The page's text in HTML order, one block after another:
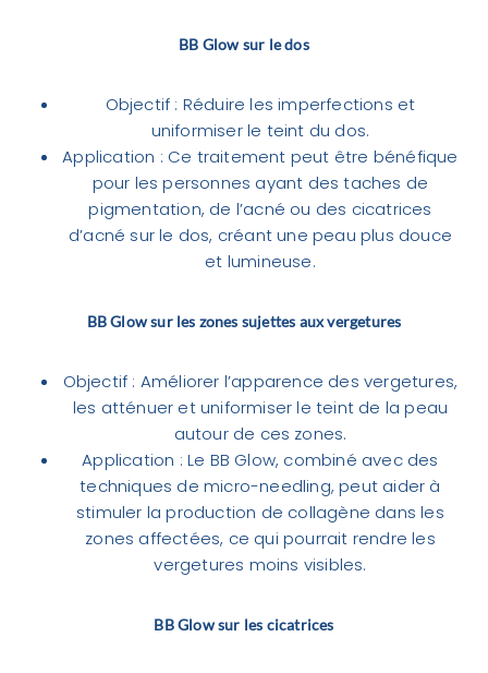
BB Glow sur le dos
Objectif : Réduire les imperfections et
uniformiser le teint du dos.
Application : Ce traitement peut être bénéfique
pour les personnes ayant des taches de
pigmentation, de l’acné ou des cicatrices
d’acné sur le dos, créant une peau plus douce
et lumineuse.
BB Glow sur les zones sujettes aux vergetures
Objectif : Améliorer l’apparence des vergetures,
les atténuer et uniformiser le teint de la peau
autour de ces zones.
Application : Le BB Glow, combiné avec des
techniques de micro-needling, peut aider à
stimuler la production de collagène dans les
zones affectées, ce qui pourrait rendre les
vergetures moins visibles.
BB Glow sur les cicatrices